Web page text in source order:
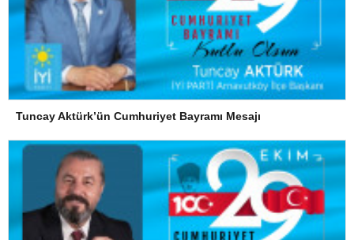
Tuncay Aktürk’ün Cumhuriyet Bayramı Mesajı